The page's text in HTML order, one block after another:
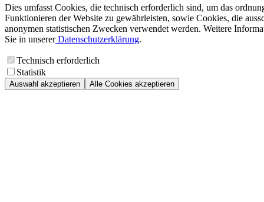
Dies umfasst Cookies, die technisch erforderlich sind, um das
Funktionieren der Website zu gewährleisten, sowie Cookies, die
anonymen statistischen Zwecken verwendet werden. Weitere
Sie in unsererDatenschutzerklärung.
Technisch erforderlich
Statistik
Auswahl akzeptieren Alle Cookies akzeptieren